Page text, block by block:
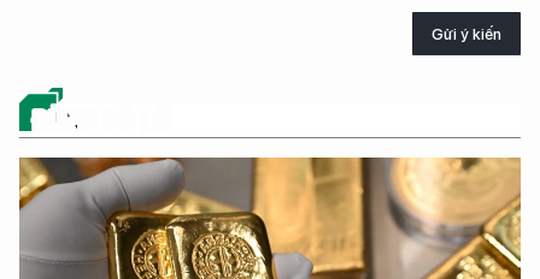
Gửi ý kiến
ĐỪNG BỎ LỠ